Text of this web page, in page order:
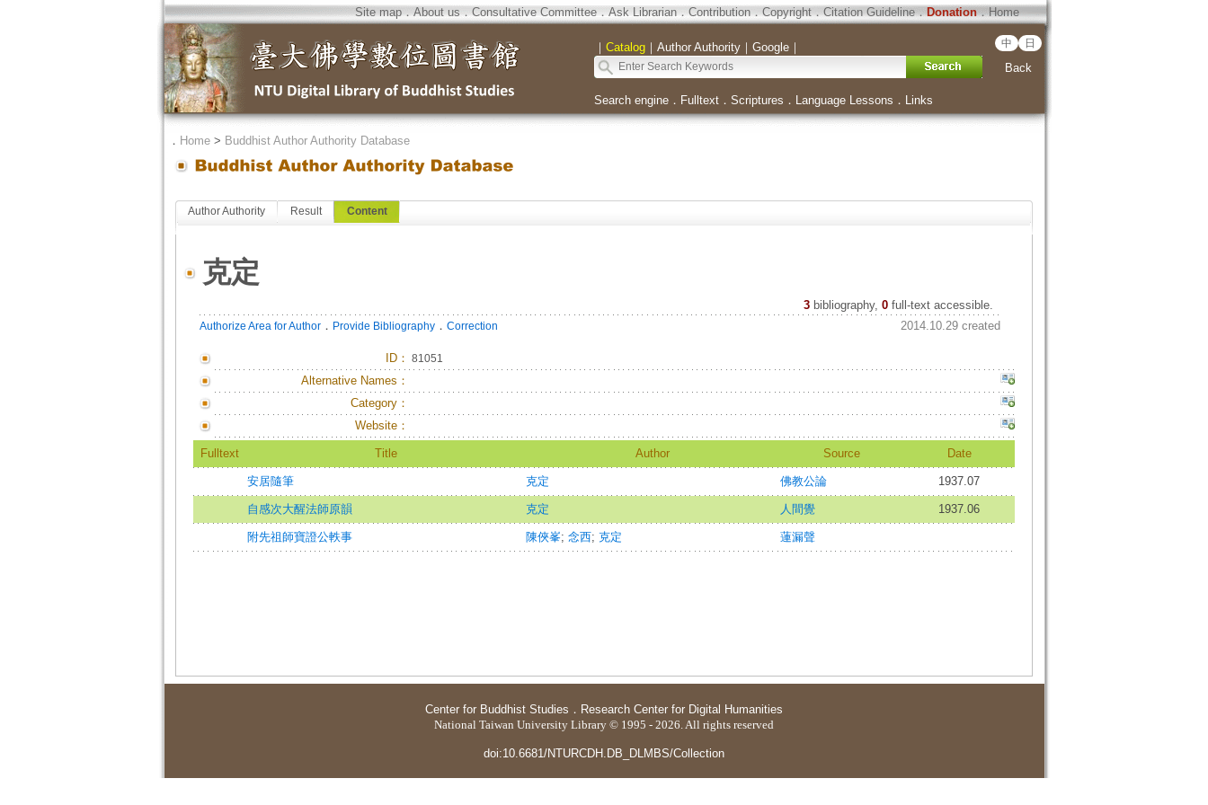
Site map．About us．Consultative Committee．Ask Librarian．Contribution．Copyright．Citation Guideline．Donation．Home
｜ Catalog｜ Author Authority｜ Google｜ 中 日
Back
Search engine． Fulltext． Scriptures ． Language Lessons ． Links
． Home> Buddhist Author Authority Database
Author Authority Result Content
克定
3 bibliography, 0full-text accessible.
Authorize Area for Author． Provide Bibliography． Correction 2014.10.29 created
ID： 81051
Alternative Names：
Category：
Website：
Fulltext Title Author Source Date
安居隨筆 克定 佛教公論 1937.07
自感次大醒法師原韻 克定 人間覺 1937.06
附先祖師寶證公軼事 陳俠峯; 念西; 克定 蓮漏聲
Center for Buddhist Studies ． Research Center for Digital Humanities
National Taiwan University Library © 1995 - 2026. All rights reserved
doi:10.6681/NTURCDH.DB_DLMBS/Collection